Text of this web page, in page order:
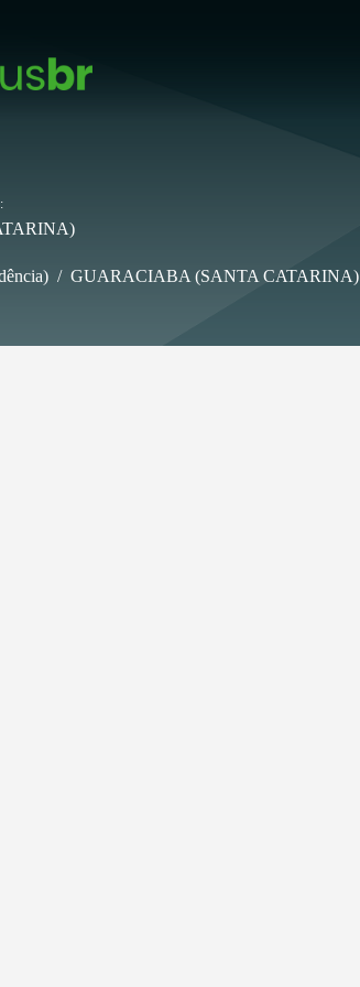
/ GUARACIABA (SANTA CATARINA)